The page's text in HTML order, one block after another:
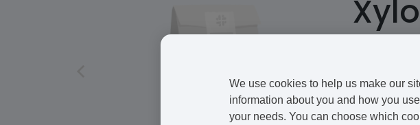
Xyloproct ist
Reizungen
We use cookies to help us make our
information about you and how you
your needs. You can choose which